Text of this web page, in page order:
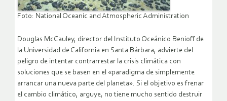
Foto: National Oceanic and Atmospheric Administration
Douglas McCauley, director del Instituto Oceánico Benioff de
la Universidad de California en Santa Bárbara, advierte del
peligro de intentar contrarrestar la crisis climática con
soluciones que se basen en el «paradigma de simplemente
arrancar una nueva parte del planeta». Si el objetivo es frenar
el cambio climático, arguye, no tiene mucho sentido destruir